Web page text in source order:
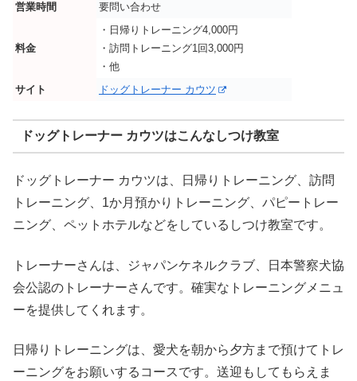
営業時間
要問い合わせ
料金
・日帰りトレーニング4,000円
・訪問トレーニング1回3,000円
・他
サイト
ドッグトレーナー カウツ
ドッグトレーナー カウツはこんなしつけ教室
ドッグトレーナー カウツは、日帰りトレーニング、訪問
トレーニング、1か月預かりトレーニング、パピートレー
ニング、ペットホテルなどをしているしつけ教室です。
トレーナーさんは、ジャパンケネルクラブ、日本警察犬協
会公認のトレーナーさんです。確実なトレーニングメニュ
ーを提供してくれます。
日帰りトレーニングは、愛犬を朝から夕方まで預けてトレ
ーニングをお願いするコースです。送迎もしてもらえま